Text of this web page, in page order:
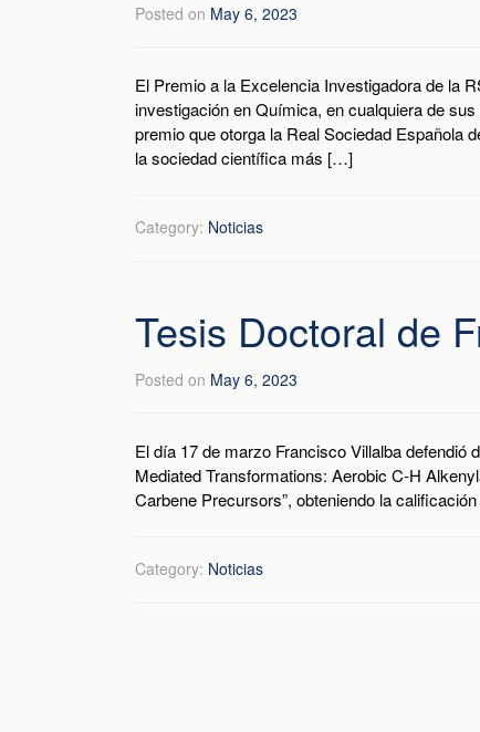
Posted on May 6, 2023
El Premio a la Excelencia Investigadora de la
investigación en Química, en cualquiera de
premio que otorga la Real Sociedad Española
la sociedad científica más […]
Category: Noticias
Tesis Doctoral de
Posted on May 6, 2023
El día 17 de marzo Francisco Villalba defendió
Mediated Transformations: Aerobic C-H
Carbene Precursors”, obteniendo la
Category: Noticias